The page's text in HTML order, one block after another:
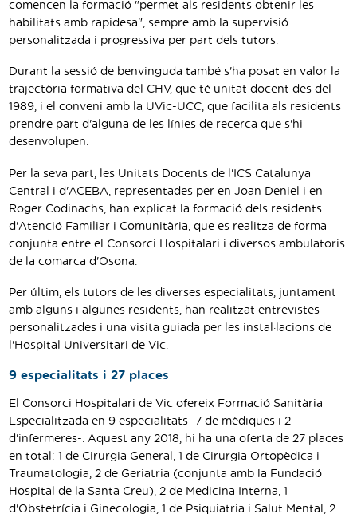
comencen la formació "permet als residents obtenir les
habilitats amb rapidesa", sempre amb la supervisió
personalitzada i progressiva per part dels tutors.
Durant la sessió de benvinguda també s'ha posat en valor la
trajectòria formativa del CHV, que té unitat docent des del
1989, i el conveni amb la UVic-UCC, que facilita als residents
prendre part d'alguna de les línies de recerca que s'hi
desenvolupen.
Per la seva part, les Unitats Docents de l'ICS Catalunya
Central i d'ACEBA, representades per en Joan Deniel i en
Roger Codinachs, han explicat la formació dels residents
d'Atenció Familiar i Comunitària, que es realitza de forma
conjunta entre el Consorci Hospitalari i diversos ambulatoris
de la comarca d'Osona.
Per últim, els tutors de les diverses especialitats, juntament
amb alguns i algunes residents, han realitzat entrevistes
personalitzades i una visita guiada per les instal·lacions de
l'Hospital Universitari de Vic.
9 especialitats i 27 places
El Consorci Hospitalari de Vic ofereix Formació Sanitària
Especialitzada en 9 especialitats -7 de mèdiques i 2
d'infermeres-. Aquest any 2018, hi ha una oferta de 27 places
en total: 1 de Cirurgia General, 1 de Cirurgia Ortopèdica i
Traumatologia, 2 de Geriatria (conjunta amb la Fundació
Hospital de la Santa Creu), 2 de Medicina Interna, 1
d'Obstetrícia i Ginecologia, 1 de Psiquiatria i Salut Mental, 2